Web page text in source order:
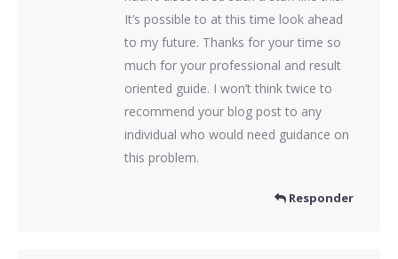
It’s possible to at this time look ahead
to my future. Thanks for your time so
much for your professional and result
oriented guide. I won’t think twice to
recommend your blog post to any
individual who would need guidance on
this problem.
Responder